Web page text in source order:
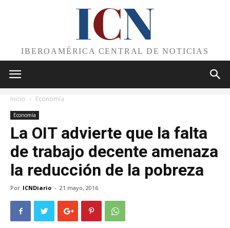
ICN
IBEROAMÉRICA CENTRAL DE NOTICIAS
Inicio Economía
Economía
La OIT advierte que la falta
de trabajo decente amenaza
la reducción de la pobreza
Por ICNDiario - 21 mayo, 2016